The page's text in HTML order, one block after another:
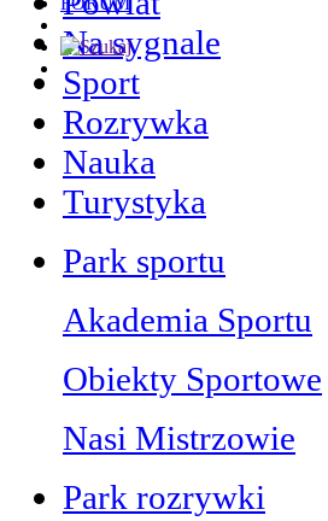
Na sygnale
Sport
Rozrywka
Nauka
Turystyka
Park sportu
Akademia Sportu
Obiekty Sportowe
Nasi Mistrzowie
Park rozrywki